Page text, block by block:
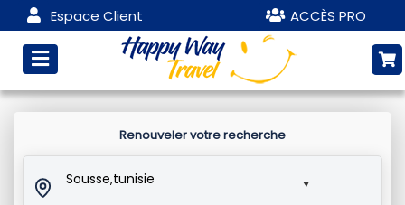
Espace Client ACCÈS PRO
Renouveler votre recherche
Sousse,tunisie